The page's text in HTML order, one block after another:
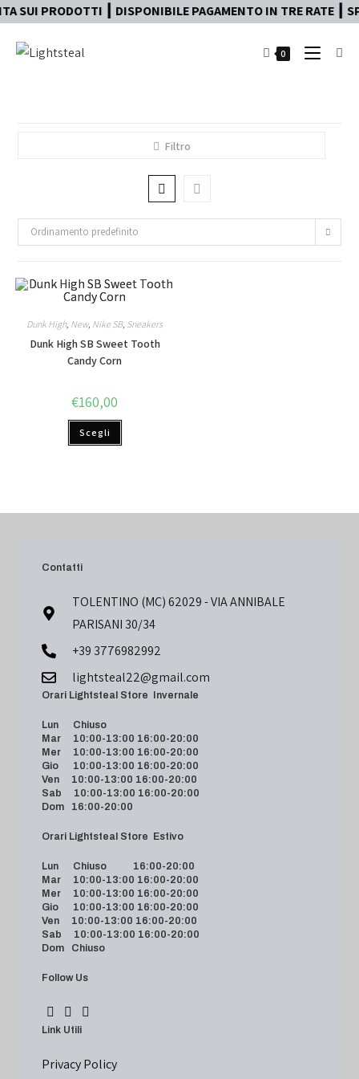
┃ DISPONIBILE PAGAMENTO IN TRE
0
Filtro
Ordinamento predefinito
Dunk High, New, Nike SB, Sneakers
Dunk High SB Sweet Tooth
Candy Corn
€160,00
Scegli
Contatti
TOLENTINO (MC) 62029 - VIA ANNIBALE
PARISANI 30/34
+39 3776982992
lightsteal22@gmail.com
Orari Lightsteal Store Invernale
Lun Chiuso
Mar 10:00-13:00 16:00-20:00
Mer 10:00-13:00 16:00-20:00
Gio 10:00-13:00 16:00-20:00
Ven 10:00-13:00 16:00-20:00
Sab 10:00-13:00 16:00-20:00
Dom 16:00-20:00
Orari Lightsteal Store Estivo
Lun Chiuso 16:00-20:00
Mar 10:00-13:00 16:00-20:00
Mer 10:00-13:00 16:00-20:00
Gio 10:00-13:00 16:00-20:00
Ven 10:00-13:00 16:00-20:00
Sab 10:00-13:00 16:00-20:00
Dom Chiuso
Follow Us
Link Utili
Privacy Policy